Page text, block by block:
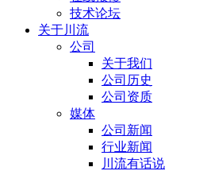
技术论坛
关于川流
公司
关于我们
公司历史
公司资质
媒体
公司新闻
行业新闻
川流有话说